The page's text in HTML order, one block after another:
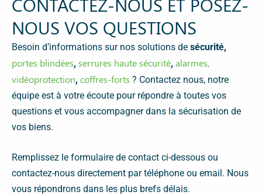
NOUS VOS QUESTIONS
Besoin d’informations sur nos solutions de sécurité,
portes blindées, serrures haute sécurité, alarmes,
vidéoprotection, coffres-forts ? Contactez nous, notre
équipe est à votre écoute pour répondre à toutes vos
questions et vous accompagner dans la sécurisation de
vos biens.
Remplissez le formulaire de contact ci-dessous ou
contactez-nous directement par téléphone ou email. Nous
vous répondrons dans les plus brefs délais.